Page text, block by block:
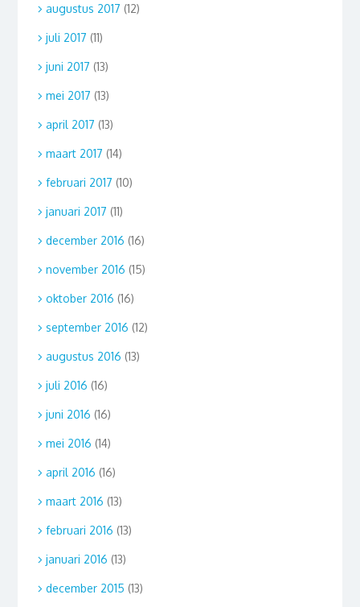
augustus 2017 (12)
juli 2017 (11)
juni 2017 (13)
mei 2017 (13)
april 2017 (13)
maart 2017 (14)
februari 2017 (10)
januari 2017 (11)
december 2016 (16)
november 2016 (15)
oktober 2016 (16)
september 2016 (12)
augustus 2016 (13)
juli 2016 (16)
juni 2016 (16)
mei 2016 (14)
april 2016 (16)
maart 2016 (13)
februari 2016 (13)
januari 2016 (13)
december 2015 (13)